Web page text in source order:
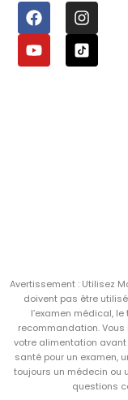
Avertissement : Utilisez
doivent pas être
l’examen médical,
recommandation.
votre alimentation
santé pour un examen,
toujours un médecin ou
questions